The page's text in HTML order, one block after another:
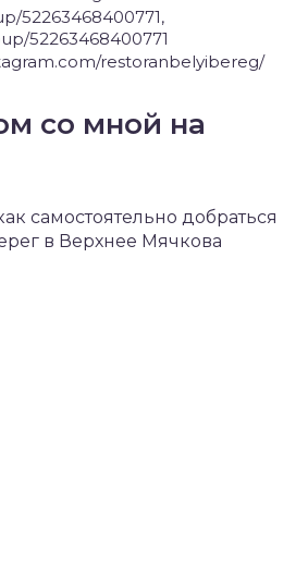
52263468400771,
52263468400771
restoranbelyibereg/
со мной на
самостоятельно добраться
в Верхнее Мячкова